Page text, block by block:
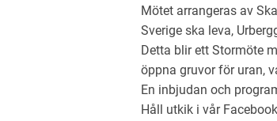
Mötet arrangeras av
Sverige ska leva,
Detta blir ett Stormöte
öppna gruvor för uran,
En inbjudan och
Håll utkik i vår